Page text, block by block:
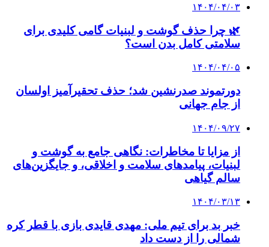
۱۴۰۴/۰۴/۰۳
🌿 چرا حذف گوشت و لبنیات گامی کلیدی برای
سلامتی کامل بدن است؟
۱۴۰۴/۰۴/۰۵
دورتموند صدرنشین شد؛ حذف تحقیرآمیز اولسان
از جام جهانی
۱۴۰۴/۰۹/۲۷
از مزایا تا مخاطرات: نگاهی جامع به گوشت و
لبنیات، پیامدهای سلامت و اخلاقی، و جایگزین‌های
سالم گیاهی
۱۴۰۴/۰۳/۱۳
خبر بد برای تیم ملی: مهدی قایدی بازی با قطر کره
شمالی را از دست داد